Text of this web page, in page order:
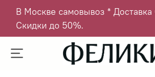
В Москве самовывоз *
Скидки до 50%.